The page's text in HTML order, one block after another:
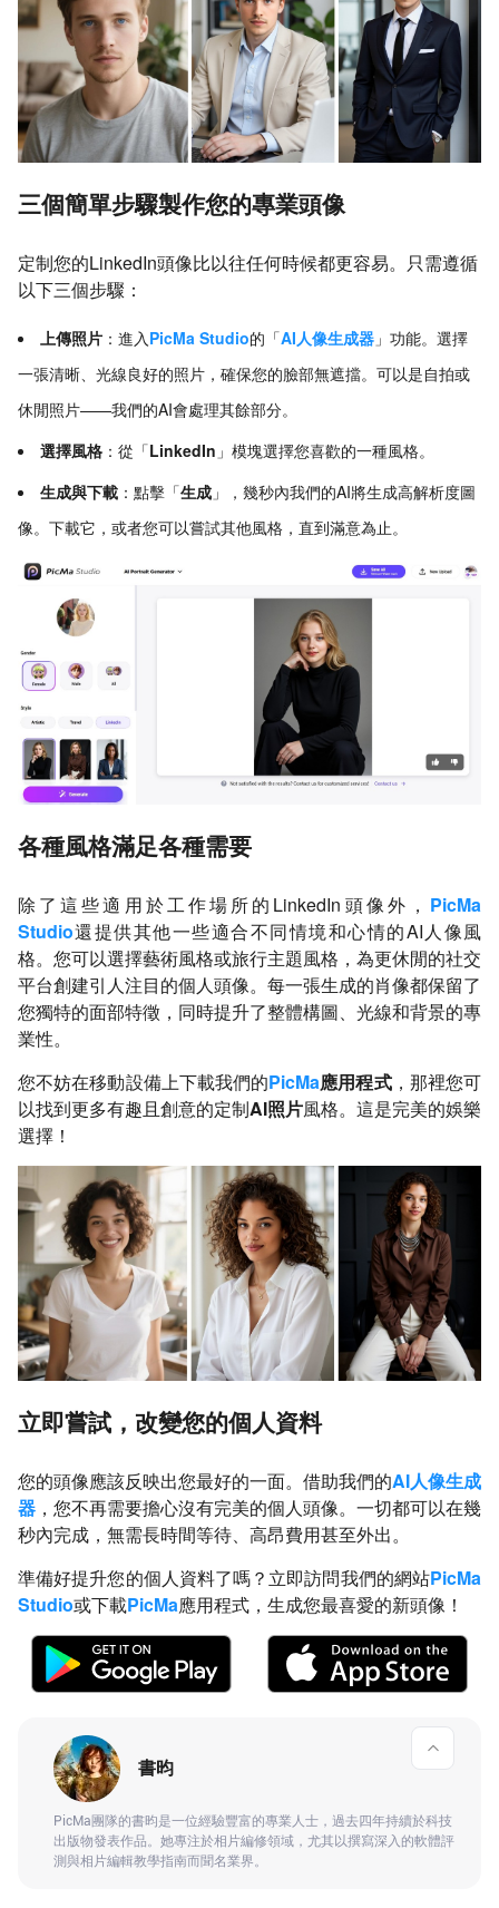
三個簡單步驟製作您的專業頭像
定制您的LinkedIn頭像比以往任何時候都更容易。只需遵循
以下三個步驟：
上傳照片 ：進入PicMa Studio的「AI人像生成器 」功能。選擇
一張清晰、光線良好的照片，確保您的臉部無遮擋。可以是自拍或
休閒照片——我們的AI會處理其餘部分。
選擇風格 ：從「LinkedIn 」模塊選擇您喜歡的一種風格。
生成與下載 ：點擊「生成 」，幾秒內我們的AI將生成高解析度圖
像。下載它，或者您可以嘗試其他風格，直到滿意為止。
各種風格滿足各種需要
除了這些適用於工作場所的LinkedIn頭像外， PicMa
Studio還提供其他一些適合不同情境和心情的AI人像風
格。您可以選擇藝術風格或旅行主題風格，為更休閒的社交
平台創建引人注目的個人頭像。每一張生成的肖像都保留了
您獨特的面部特徵，同時提升了整體構圖、光線和背景的專
業性。
您不妨在移動設備上下載我們的PicMa應用程式，那裡您可
以找到更多有趣且創意的定制AI照片風格。這是完美的娛樂
選擇！
立即嘗試，改變您的個人資料
您的頭像應該反映出您最好的一面。借助我們的AI人像生成
器 ，您不再需要擔心沒有完美的個人頭像。一切都可以在幾
秒內完成，無需長時間等待、高昂費用甚至外出。
準備好提升您的個人資料了嗎？立即訪問我們的網站PicMa
Studio或下載PicMa應用程式，生成您最喜愛的新頭像！
書昀
PicMa團隊的書昀是一位經驗豐富的專業人士，過去四年持續於科技
出版物發表作品。她專注於相片編修領域，尤其以撰寫深入的軟體評
測與相片編輯教學指南而聞名業界。